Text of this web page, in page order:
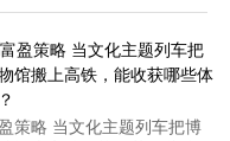
策略 当文化主题列车把博